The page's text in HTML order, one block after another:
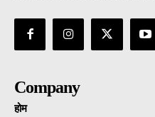
Company
होम